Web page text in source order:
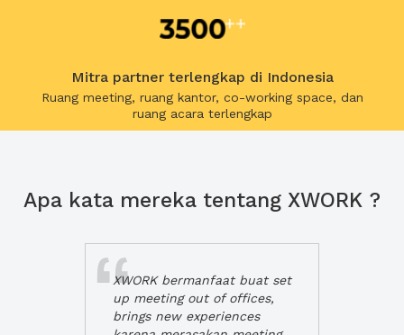
Mitra partner terlengkap di Indonesia
Ruang meeting, ruang kantor, co-working space, dan
ruang acara terlengkap
Apa kata mereka tentang XWORK ?
XWORK bermanfaat buat set
up meeting out of offices,
brings new experiences